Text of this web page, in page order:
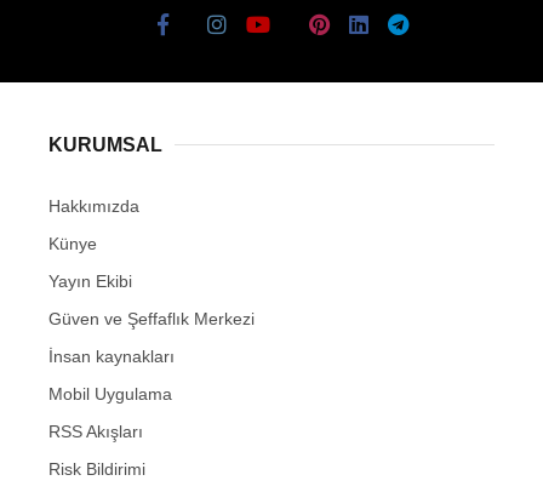
KURUMSAL
Hakkımızda
Künye
Yayın Ekibi
Güven ve Şeffaflık Merkezi
İnsan kaynakları
Mobil Uygulama
RSS Akışları
Risk Bildirimi